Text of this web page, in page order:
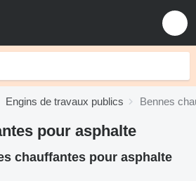
Engins de travaux publics Bennes
pour asphalte
chauffantes pour asphalte